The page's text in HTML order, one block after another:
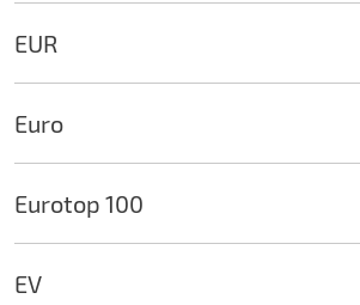
EUR
Euro
Eurotop 100
EV